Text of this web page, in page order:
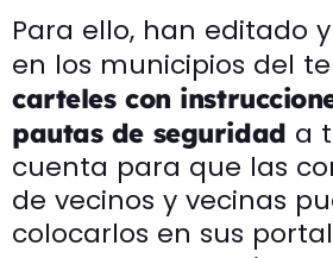
Para ello, han editado
en los municipios del
carteles con
pautas de seguridad a
cuenta para que las
de vecinos y vecinas
colocarlos en sus